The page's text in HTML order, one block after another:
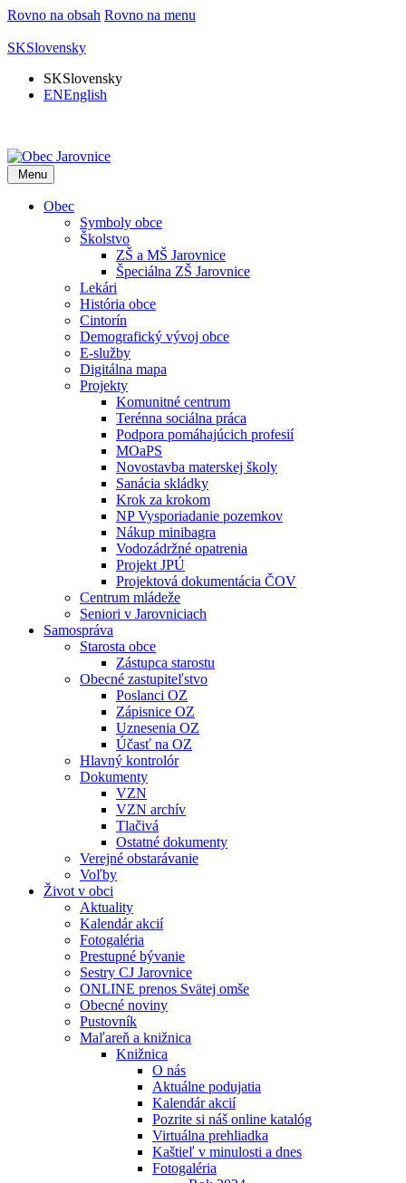
Rovno na obsah Rovno na menu
SKSlovensky
SKSlovensky
ENEnglish
Menu
Obec
Symboly obce
Školstvo
ZŠ a MŠ Jarovnice
Špeciálna ZŠ Jarovnice
Lekári
História obce
Cintorín
Demografický vývoj obce
E-služby
Digitálna mapa
Projekty
Komunitné centrum
Terénna sociálna práca
Podpora pomáhajúcich profesií
MOaPS
Novostavba materskej školy
Sanácia skládky
Krok za krokom
NP Vysporiadanie pozemkov
Nákup minibagra
Vodozádržné opatrenia
Projekt JPÚ
Projektová dokumentácia ČOV
Centrum mládeže
Seniori v Jarovniciach
Samospráva
Starosta obce
Zástupca starostu
Obecné zastupiteľstvo
Poslanci OZ
Zápisnice OZ
Uznesenia OZ
Účasť na OZ
Hlavný kontrolór
Dokumenty
VZN
VZN archív
Tlačivá
Ostatné dokumenty
Verejné obstarávanie
Voľby
Život v obci
Aktuality
Kalendár akcií
Fotogaléria
Prestupné bývanie
Sestry CJ Jarovnice
ONLINE prenos Svätej omše
Obecné noviny
Pustovník
Maľareň a knižnica
Knižnica
O nás
Aktuálne podujatia
Kalendár akcií
Pozrite si náš online katalóg
Virtuálna prehliadka
Kaštieľ v minulosti a dnes
Fotogaléria